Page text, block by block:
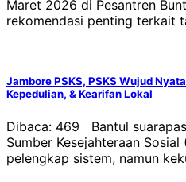
Maret 2026 di Pesantren
rekomendasi penting terkait
Jambore PSKS, PSKS Wujud
Kepedulian, & Kearifan Lokal
Dibaca: 469 Bantul
Sumber Kesejahteraan
pelengkap sistem, namun